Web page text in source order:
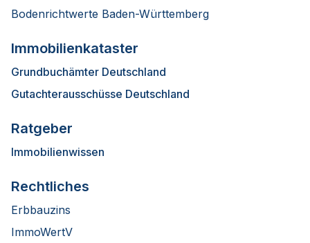
Bodenrichtwerte Baden-Württemberg
Immobilienkataster
Grundbuchämter Deutschland
Gutachterausschüsse Deutschland
Ratgeber
Immobilienwissen
Rechtliches
Erbbauzins
ImmoWertV